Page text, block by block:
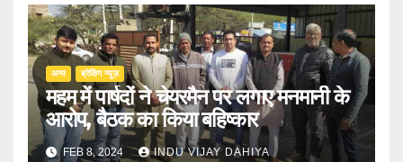
अन्य ब्रेकिंग न्यूज़
महम में पार्षदों ने चेयरमैन पर लगाए मनमानी के
आरोप, बैठक का किया बहिष्कार
FEB 8, 2024 INDU VIJAY DAHIYA